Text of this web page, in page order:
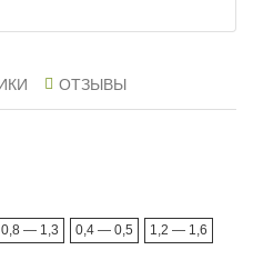
ОТЗЫВЫ
0,8 — 1,3 0,4 — 0,5
1,2 — 1,6